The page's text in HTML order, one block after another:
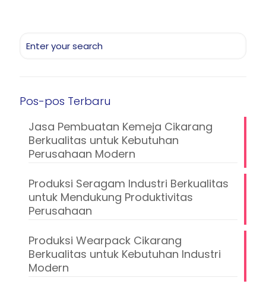
Pos-pos Terbaru
Jasa Pembuatan Kemeja Cikarang
Berkualitas untuk Kebutuhan
Perusahaan Modern
Produksi Seragam Industri Berkualitas
untuk Mendukung Produktivitas
Perusahaan
Produksi Wearpack Cikarang
Berkualitas untuk Kebutuhan Industri
Modern